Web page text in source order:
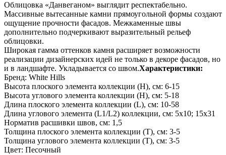
Облицовка «Данвеганом» выглядит респектабельно.
Массивные вытесанные камни прямоугольной формы создают
ощущение прочности фасадов. Межкаменные швы
дополнительно подчеркивают выразительный рельеф
облицовки.
Широкая гамма оттенков камня расширяет возможности
реализации дизайнерских идей не только в декоре фасадов, но
и в ландшафте. Укладывается со швом.Характеристики:
Бренд: White Hills
Высота плоского элемента коллекции (H), см: 6-15
Высота углового элемента коллекции (H), см: 5-18
Длина плоского элемента коллекции (L), см: 10-58
Длина углового элемента (L1/L2) коллекции, см: 5х10; 15х31
Норматив расшивки швов, см: 1,5
Толщина плоского элемента коллекции (T), см: 3-5
Толщина углового элемента коллекции (T), см: 3-5
Цвет: Песочный